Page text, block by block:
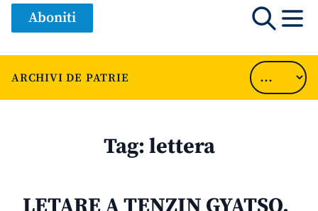
Aboniti
ARCHIVI DE PATRIE
Tag:lettera